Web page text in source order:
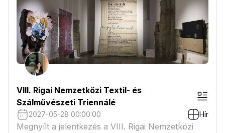
VIII. Rigai Nemzetközi Textil- és
Szálművészeti Triennálé
2027-05-28 00:00:00 Hír
Megnyílt a jelentkezés a VIII. Rigai Nemzetközi